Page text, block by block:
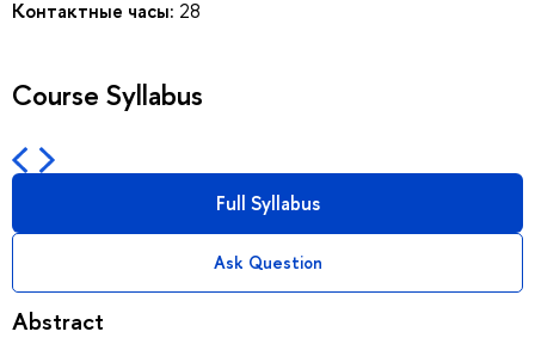
Контактные часы: 28
Course Syllabus
Full Syllabus
Ask Question
Abstract